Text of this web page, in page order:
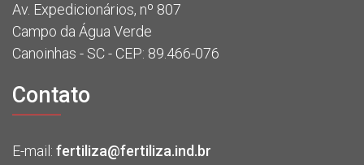
Av. Expedicionários, nº 807
Campo da Água Verde
Canoinhas - SC - CEP: 89.466-076
Contato
E-mail: fertiliza@fertiliza.ind.br